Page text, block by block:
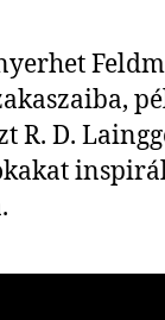
R. D.